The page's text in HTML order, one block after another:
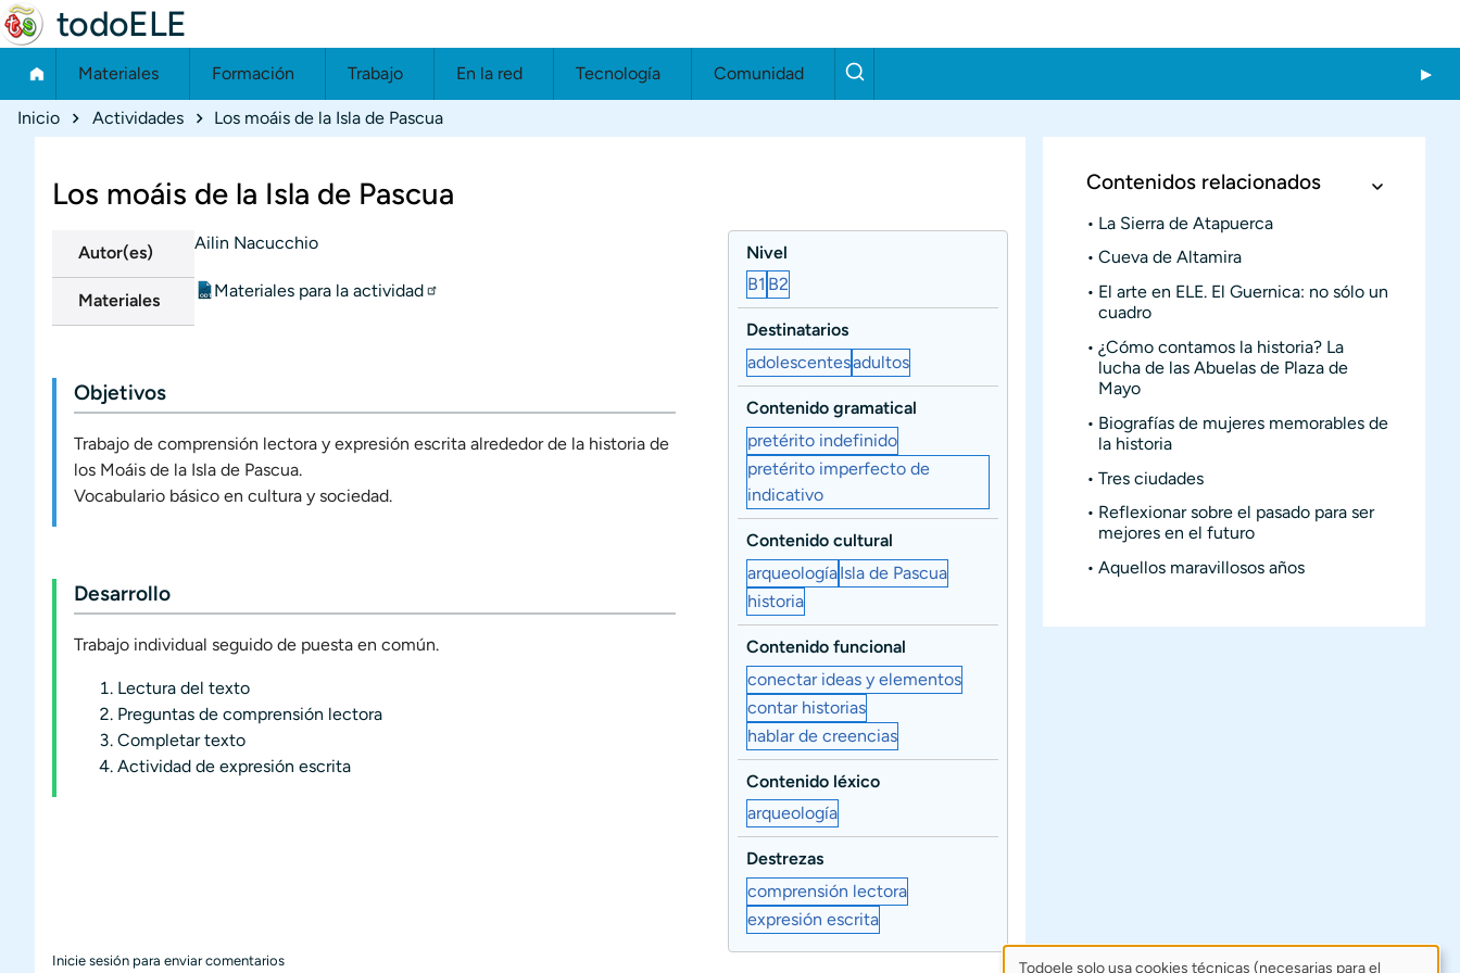
todoELE
Materiales Formación Trabajo En la red Tecnología Comunidad
Ruta de navegación
Inicio Actividades Los moáis de la Isla de Pascua
Los moáis de la Isla de Pascua
Autor(es)
Ailin Nacucchio
Materiales Materiales externos
Materiales para la actividad
Objetivos
Trabajo de comprensión lectora y expresión escrita alrededor de la historia de
los Moáis de la Isla de Pascua.
Vocabulario básico en cultura y sociedad.
Desarrollo
Trabajo individual seguido de puesta en común.
Lectura del texto
Preguntas de comprensión lectora
Completar texto
Actividad de expresión escrita
Nivel
B1 B2
Destinatarios
adolescentesadultos
Contenido gramatical
pretérito indefinido
pretérito imperfecto de
indicativo
Contenido cultural
arqueologíaIsla de Pascua
historia
Contenido funcional
conectar ideas y elementos
contar historias
hablar de creencias
Contenido léxico
arqueología
Destrezas
comprensión lectora
expresión escrita
Inicie sesión para enviar comentarios
Contenidos relacionados
La Sierra de Atapuerca
Cueva de Altamira
El arte en ELE. El Guernica: no sólo un
cuadro
¿Cómo contamos la historia? La
lucha de las Abuelas de Plaza de
Mayo
Biografías de mujeres memorables de
la historia
Tres ciudades
Reflexionar sobre el pasado para ser
mejores en el futuro
Aquellos maravillosos años
Todoele solo usa cookies técnicas (necesarias para el